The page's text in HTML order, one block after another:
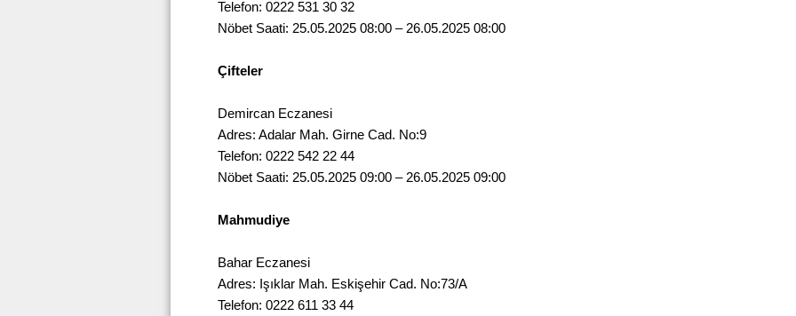
Telefon: 0222 531 30 32
Nöbet Saati: 25.05.2025 08:00 – 26.05.2025 08:00
Çifteler
Demircan Eczanesi
Adres: Adalar Mah. Girne Cad. No:9
Telefon: 0222 542 22 44
Nöbet Saati: 25.05.2025 09:00 – 26.05.2025 09:00
Mahmudiye
Bahar Eczanesi
Adres: Işıklar Mah. Eskişehir Cad. No:73/A
Telefon: 0222 611 33 44